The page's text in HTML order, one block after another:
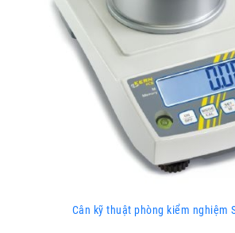
Cân kỹ thuật phòng kiểm nghiệm